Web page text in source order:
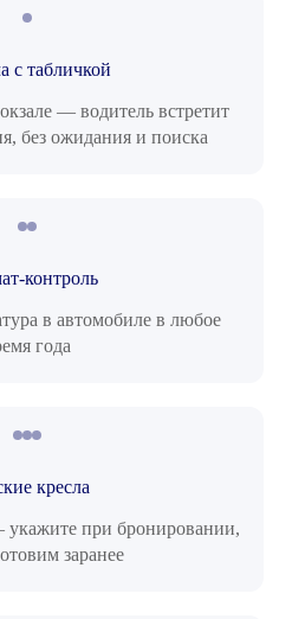
с табличкой
— водитель встретит
без ожидания и поиска
контроль
в автомобиле в любое
года
кресла
при бронировании,
заранее